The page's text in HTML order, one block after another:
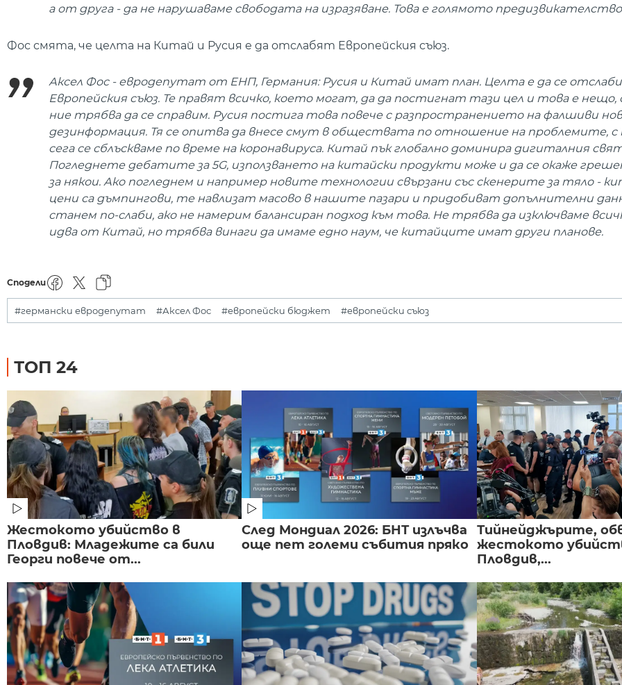
а от друга - да не нарушаваме свободата на изразяване. Това е голямото
Фос смята, че целта на Китай и Русия е да отслабят Европейския съюз.
Аксел Фос - евродепутат от ЕНП, Германия: Русия и Китай имат план. Целта е да се отслаби
Европейския съюз. Те правят всичко, което могат, да да постигнат тази цел и това е нещо,
ние трябва да се справим. Русия постига това повече с разпространението на фалшиви
дезинформация. Тя се опитва да внесе смут в обществата по отношение на проблемите, с
сега се сблъскваме по време на коронавируса. Китай пък глобално доминира дигиталния
Погледнете дебатите за 5G, използването на китайски продукти може и да се окаже
за някои. Ако погледнем и например новите технологии свързани със скенерите за тяло -
цени са дъмпингови, те навлизат масово в нашите пазари и придобиват допълнителни
станем по-слаби, ако не намерим балансиран подход към това. Не трябва да изключваме
идва от Китай, но трябва винаги да имаме едно наум, че китайците имат други планове.
Сподели
#германски евродепутат #Аксел Фос #европейски бюджет #европейски съюз
ТОП 24
Жестокото убийство в
Пловдив: Младежите са били
Георги повече от...
След Мондиал 2026: БНТ излъчва
още пет големи събития пряко
Тийнейджърите,
жестокото
Пловдив,...